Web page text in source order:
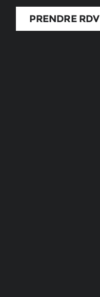
PRENDRE RDV